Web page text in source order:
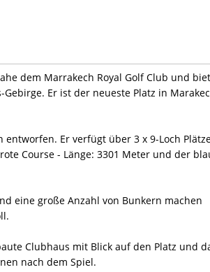
dem Marrakech Royal Golf Club und
Er ist der neueste Platz in
Er verfügt über 3 x 9-Loch
Course - Länge: 3301 Meter und der
eine große Anzahl von Bunkern machen
Clubhaus mit Blick auf den Platz und
nach dem Spiel.